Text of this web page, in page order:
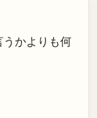
うかよりも何